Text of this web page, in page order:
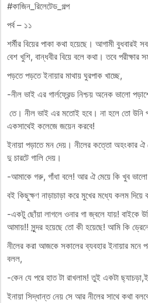
#কাজিন_রিলেটেড_গল্প
পর্ব – ১১
শর্মীর বিয়ের পাকা কথা হয়েছে। আগামী বুধবারই
বেশ খুশি, বান্ধবীর বিয়ে বলে কথা। তবে
পড়তে পড়তে ইনায়ার মাথায় ঘুরপাক খাচ্ছে,
-নীল ভাই এর গার্লফ্রেন্ড নিশ্চয় অনেক ভালো
তে। নীল ভাই এর মতোই হবে। না হলে তো উনি
একসাথেই কলেজে জয়েন করবে!
ইনায়া পড়াতে মন দেয়। নীলের কত্তো অহংকার ঐ
দু চারটে গালি দেয়।
-আমাকে গরু, গাঁধা বলে! আর ঐ মেয়ে কি খুব ভালো
বই কিছুক্ষণ নাড়াচাড়া করে মুখের মধ্যে কলম দিয়ে
-একটু ছোঁয়া লাগলে ওনার গা জ্বলে যায়! বাইকে
আমায়!! সুন্দর হয়েছে তো কী হয়েছে! আমি কি
নীলের করা আজকে সকালের ব্যবহার ইনায়ার মনে
বলল,
-কেন যে পরে হাত টা রাখলাম! তুই একটা
ইনায়া সিদ্ধান্ত নেয় সে আর নীলের সাথে কথা